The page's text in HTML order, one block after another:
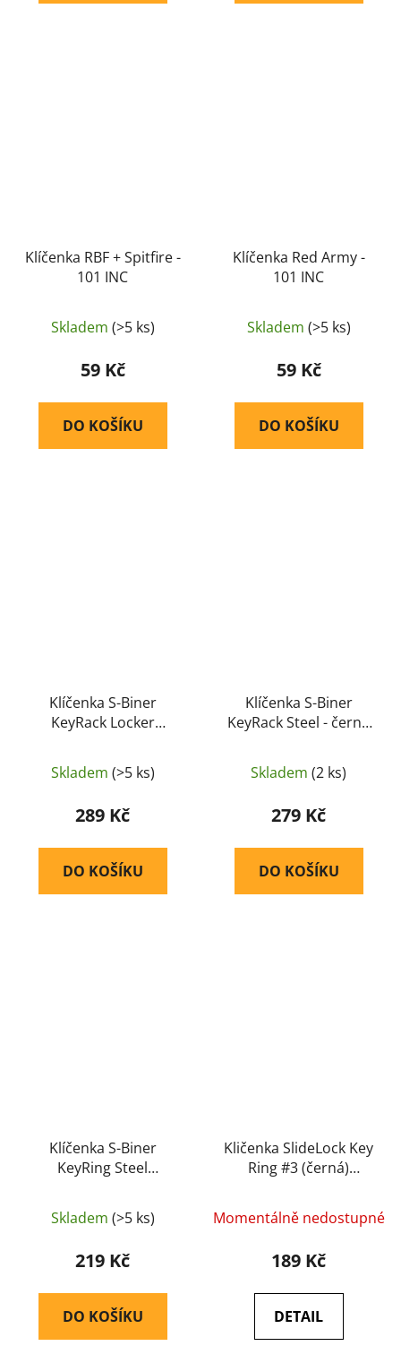
Klíčenka RBF + Spitfire -
101 INC
Skladem (>5 ks)
59 Kč
DO KOŠÍKU
Klíčenka Red Army -
101 INC
Skladem (>5 ks)
59 Kč
DO KOŠÍKU
Klíčenka S-Biner
KeyRack Locker
Nite Ize
Skladem (>5 ks)
289 Kč
DO KOŠÍKU
Klíčenka S-Biner
KeyRack Steel - černá
Skladem (2 ks)
279 Kč
DO KOŠÍKU
Klíčenka S-Biner
KeyRing Steel
R3) - Nite Ize
Skladem (>5 ks)
219 Kč
DO KOŠÍKU
Kličenka SlideLock Key
Ring #3 (černá)
Ize
Momentálně nedostupné
189 Kč
DETAIL